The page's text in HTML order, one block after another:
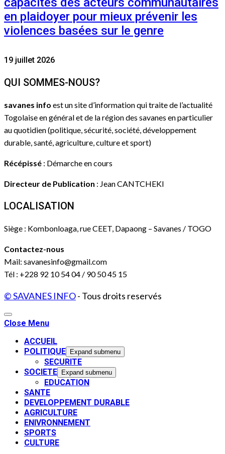
en plaidoyer pour mieux prévenir les
violences basées sur le genre
19 juillet 2026
QUI SOMMES-NOUS?
savanes info est un site d’information qui traite de l’actualité
Togolaise en général et de la région des savanes en particulier
au quotidien (politique, sécurité, société, développement
durable, santé, agriculture, culture et sport)
Récépissé : Démarche en cours
Directeur de Publication : Jean CANTCHEKI
LOCALISATION
Siège : Kombonloaga, rue CEET, Dapaong – Savanes / TOGO
Contactez-nous
Mail: savanesinfo@gmail.com
Tél : +228 92 10 54 04 / 90 50 45 15
© SAVANES INFO- Tous droits reservés
Close Menu
ACCUEIL
POLITIQUE
Expand submenu
SECURITE
SOCIETE
Expand submenu
EDUCATION
SANTE
DEVELOPPEMENT DURABLE
AGRICULTURE
ENIVRONNEMENT
SPORTS
CULTURE